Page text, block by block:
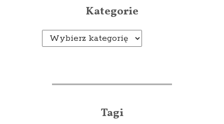
Kategorie
Kategorie
Tagi